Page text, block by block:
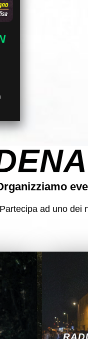
Partecipa ad uno dei